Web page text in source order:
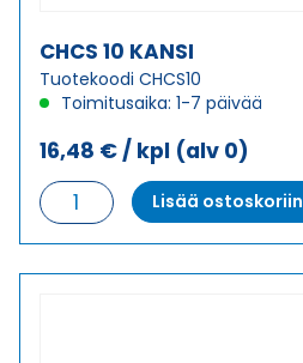
CHCS 10 KANSI
Tuotekoodi CHCS10
Toimitusaika: 1-7 päivää
16,48 € / kpl (alv 0)
CHCS
10
KANSI
Lisää ostoskoriin